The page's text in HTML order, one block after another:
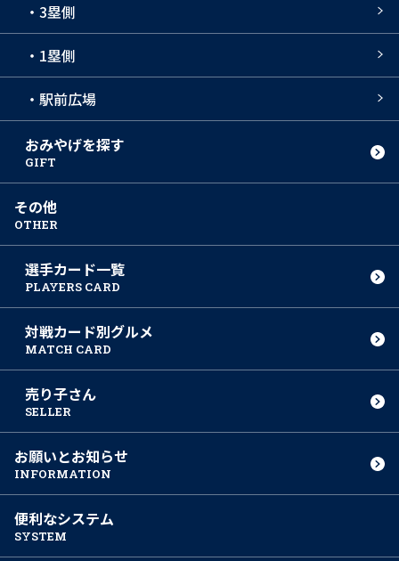
・3塁側
・1塁側
・駅前広場
おみやげを探す
GIFT
その他
OTHER
選手カード一覧
PLAYERS CARD
対戦カード別グルメ
MATCH CARD
売り子さん
SELLER
お願いとお知らせ
INFORMATION
便利なシステム
SYSTEM